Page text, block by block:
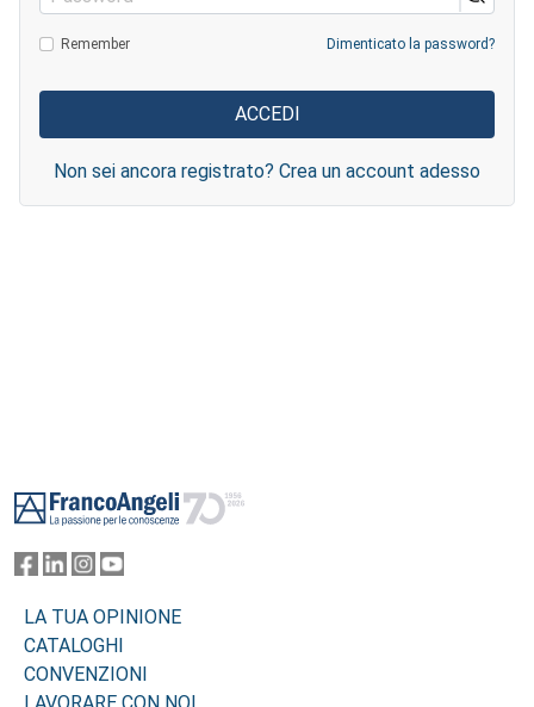
Remember Dimenticato la password?
Non sei ancora registrato? Crea un account adesso
LA TUA OPINIONE
CATALOGHI
CONVENZIONI